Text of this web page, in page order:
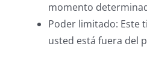
momento
Poder limitado: Este
usted está fuera del